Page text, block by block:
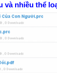
và nhiều thể